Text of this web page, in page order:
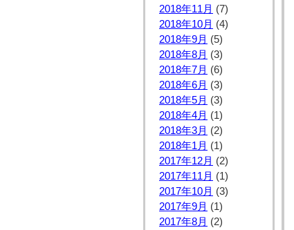
2018年11月 (7)
2018年10月 (4)
2018年9月 (5)
2018年8月 (3)
2018年7月 (6)
2018年6月 (3)
2018年5月 (3)
2018年4月 (1)
2018年3月 (2)
2018年1月 (1)
2017年12月 (2)
2017年11月 (1)
2017年10月 (3)
2017年9月 (1)
2017年8月 (2)